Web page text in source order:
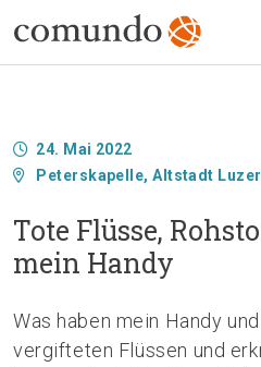
24. Mai 2022
Peterskapelle, Altstadt
Tote Flüsse,
mein Handy
Was haben mein Handy
vergifteten Flüssen und